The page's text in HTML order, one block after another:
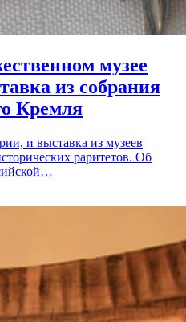
музее
из собрания
Кремля
и выставка из музеев
раритетов. Об